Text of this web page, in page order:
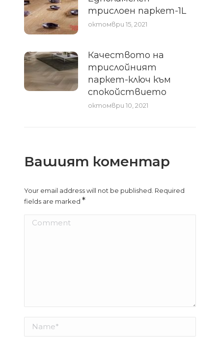
трислоен паркет-1L
октомври 15, 2021
Качеството на
трислойният
паркет-ключ към
спокойствието
октомври 10, 2021
Вашият коментар
Your email address will not be published. Required
fields are marked*
Comment
Name *